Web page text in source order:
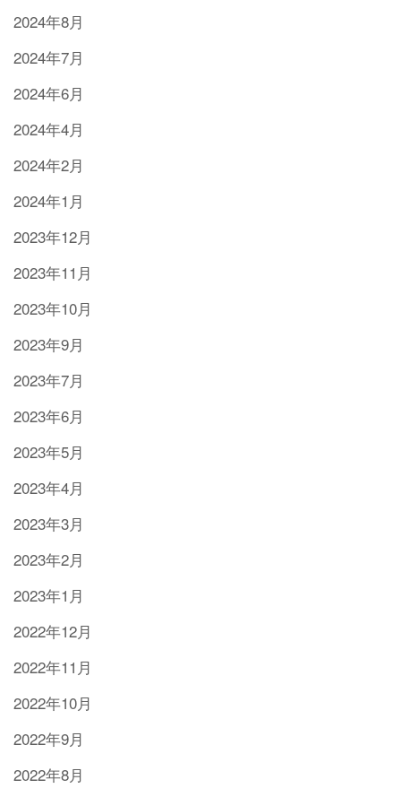
2024年8月
2024年7月
2024年6月
2024年4月
2024年2月
2024年1月
2023年12月
2023年11月
2023年10月
2023年9月
2023年7月
2023年6月
2023年5月
2023年4月
2023年3月
2023年2月
2023年1月
2022年12月
2022年11月
2022年10月
2022年9月
2022年8月